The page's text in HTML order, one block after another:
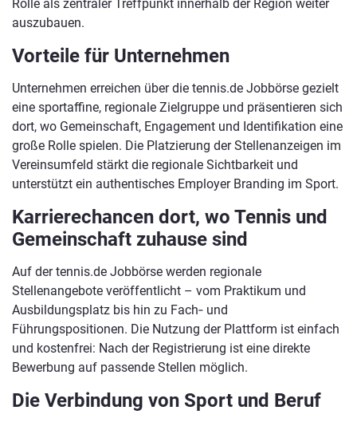
Rolle als zentraler Treffpunkt innerhalb der Region weiter
auszubauen.
Vorteile für Unternehmen
Unternehmen erreichen über die tennis.de Jobbörse gezielt
eine sportaffine, regionale Zielgruppe und präsentieren sich
dort, wo Gemeinschaft, Engagement und Identifikation eine
große Rolle spielen. Die Platzierung der Stellenanzeigen im
Vereinsumfeld stärkt die regionale Sichtbarkeit und
unterstützt ein authentisches Employer Branding im Sport.
Karrierechancen dort, wo Tennis und
Gemeinschaft zuhause sind
Auf der tennis.de Jobbörse werden regionale
Stellenangebote veröffentlicht – vom Praktikum und
Ausbildungsplatz bis hin zu Fach‑ und
Führungspositionen. Die Nutzung der Plattform ist einfach
und kostenfrei: Nach der Registrierung ist eine direkte
Bewerbung auf passende Stellen möglich.
Die Verbindung von Sport und Beruf